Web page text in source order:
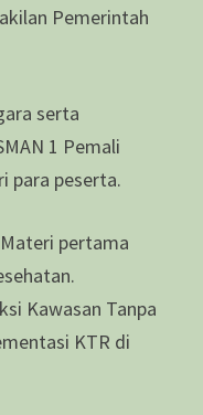
Pemerintah
serta
1 Pemali
para peserta.
pertama
Kawasan Tanpa
KTR di